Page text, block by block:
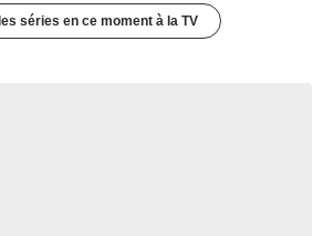
séries en ce moment à la TV